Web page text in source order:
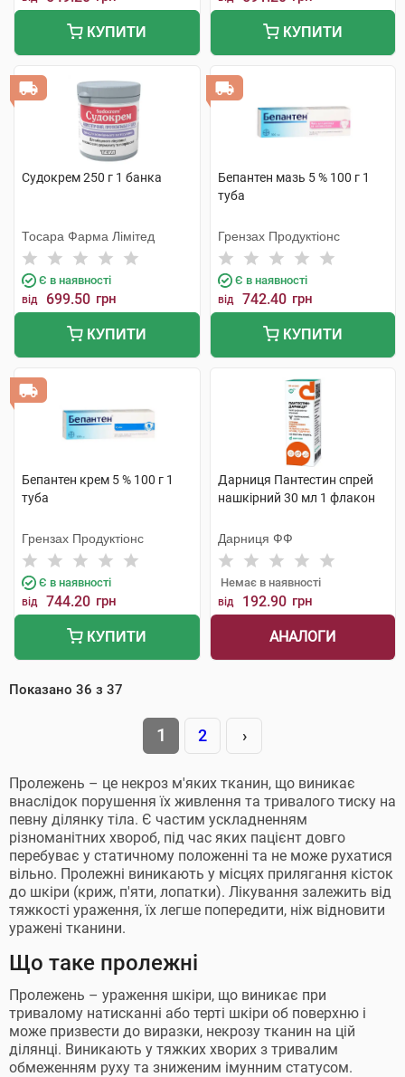
КУПИТИ КУПИТИ
Судокрем 250 г 1 банка
Тосара Фарма Лімітед
Є в наявності
від 699.50 грн
КУПИТИ
Бепантен мазь 5 % 100 г 1
туба
Грензах Продуктіонс
Є в наявності
від 742.40 грн
КУПИТИ
Бепантен крем 5 % 100 г 1
туба
Грензах Продуктіонс
Є в наявності
від 744.20 грн
КУПИТИ
Дарниця Пантестин спрей
нашкірний 30 мл 1 флакон
Дарниця ФФ
Немає в наявності
від 192.90 грн
АНАЛОГИ
Показано 36 з 37
1 2 ›
Пролежень – це некроз м'яких тканин, що виникає
внаслідок порушення їх живлення та тривалого тиску на
певну ділянку тіла. Є частим ускладненням
різноманітних хвороб, під час яких пацієнт довго
перебуває у статичному положенні та не може рухатися
вільно. Пролежні виникають у місцях прилягання кісток
до шкіри (криж, п'яти, лопатки). Лікування залежить від
тяжкості ураження, їх легше попередити, ніж відновити
уражені тканини.
Що таке пролежні
Пролежень – ураження шкіри, що виникає при
тривалому натисканні або терті шкіри об поверхню і
може призвести до виразки, некрозу тканин на цій
ділянці. Виникають у тяжких хворих з тривалим
обмеженням руху та зниженим імунним статусом.